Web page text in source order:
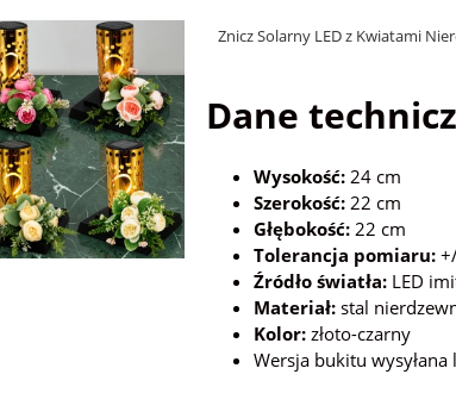
Znicz Solarny LED z Kwiatami
Dane
Wysokość: 24 cm
Szerokość: 22 cm
Głębokość: 22 cm
Tolerancja pomiaru:
Źródło światła: LED
Materiał: stal
Kolor: złoto-czarny
Wersja bukitu wysyłana